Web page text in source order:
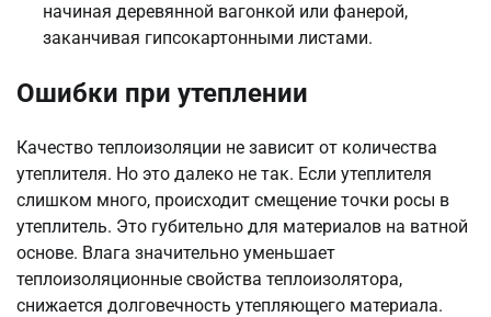
начиная деревянной вагонкой или фанерой,
заканчивая гипсокартонными листами.
Ошибки при утеплении
Качество теплоизоляции не зависит от количества
утеплителя. Но это далеко не так. Если утеплителя
слишком много, происходит смещение точки росы в
утеплитель. Это губительно для материалов на ватной
основе. Влага значительно уменьшает
теплоизоляционные свойства теплоизолятора,
снижается долговечность утепляющего материала.